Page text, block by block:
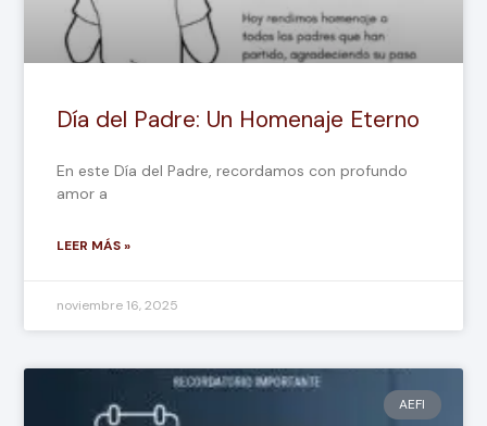
Día del Padre: Un Homenaje Eterno
En este Día del Padre, recordamos con profundo
amor a
LEER MÁS »
noviembre 16, 2025
AEFI